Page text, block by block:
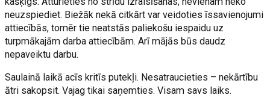
neuzspiediet. Biežāk nekā citkārt var veidoties īssavienojumi
attiecībās, tomēr tie neatstās paliekošu iespaidu uz
turpmākajām darba attiecībām. Arī mājās būs daudz
nepaveiktu darbu.
Saulainā laikā acīs kritīs putekļi. Nesatraucieties – nekārtību
ātri sakopsit. Vajag tikai saņemties. Visam savs laiks.